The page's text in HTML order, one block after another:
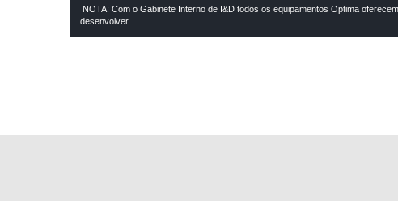
NOTA: Com o Gabinete Interno de I&D todos os equipamentos Optima
desenvolver.